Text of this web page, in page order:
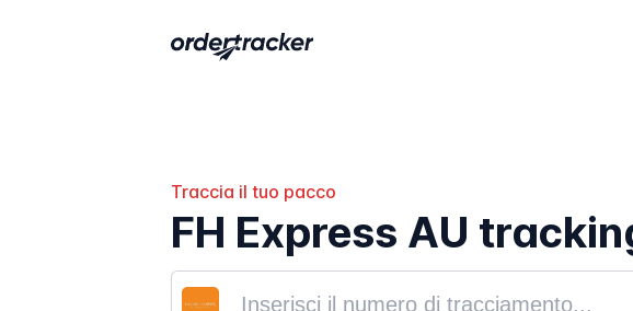
Traccia il tuo pacco
FH Express AU